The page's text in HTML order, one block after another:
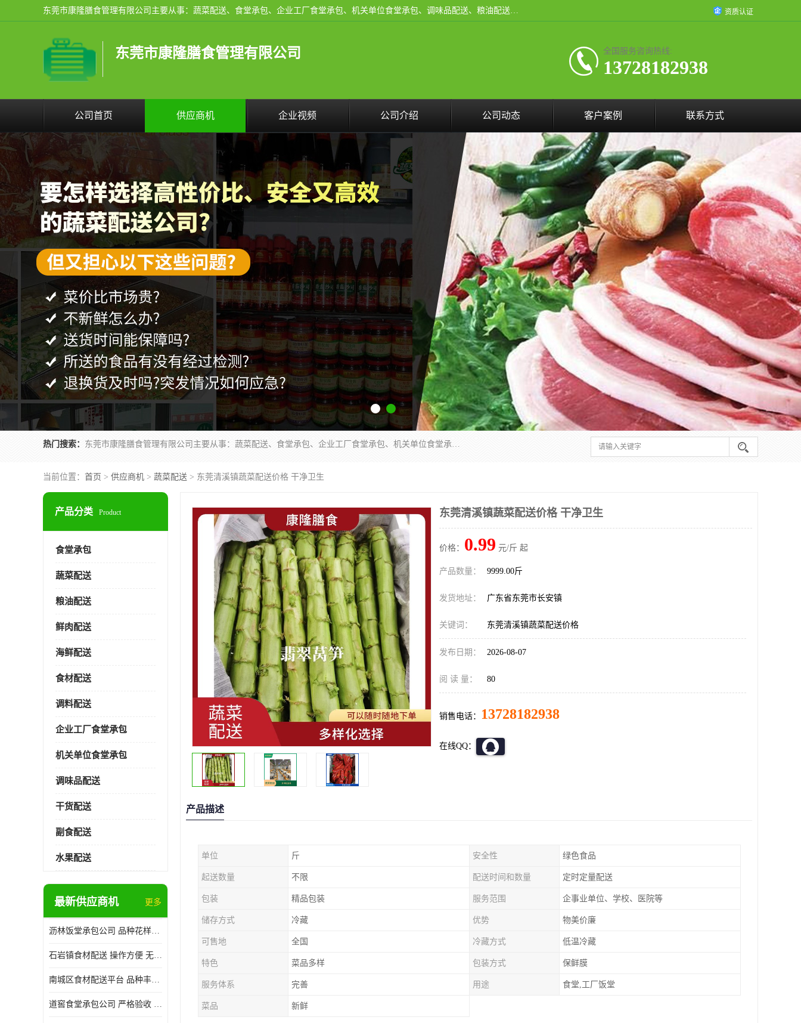
东莞市康隆膳食管理有限公司主要从事：蔬菜配送、食堂承包、企业工厂食堂承包、机关单位食堂承包、调味品配送、粮油配送、干货配送、副食配送、水果配送、海鲜配送等业务，东莞蔬菜配送电话，咨询在线客服。 资质认证
东莞市康隆膳食管理有限公司 全国服务咨询热线:
13728182938
公司首页 供应商机 企业视频 公司介绍 公司动态 客户案例 联系方式
热门搜索： 东莞市康隆膳食管理有限公司主要从事：蔬菜配送、食堂承包、企业工厂食堂承包、机关单位食堂承包、调味品配送、粮油配送、干货配送、副食配送、水果配送、海鲜配送等业务，东莞蔬菜配送电话，咨询在线客服。
当前位置： 首页 > 供应商机 > 蔬菜配送 > 东莞清溪镇蔬菜配送价格 干净卫生
产品分类 Product
食堂承包
蔬菜配送
粮油配送
鲜肉配送
海鲜配送
食材配送
调料配送
企业工厂食堂承包
机关单位食堂承包
调味品配送
干货配送
副食配送
水果配送
最新供应商机 更多
沥林饭堂承包公司 品种花样丰富 提高员工饮食质量
石岩镇食材配送 操作方便 无需亲自管理
南城区食材配送平台 品种丰富 配送时间较短
道窖食堂承包公司 严格验收 维持供膳品质稳定
东莞清溪镇蔬菜配送价格 干净卫生
价格： 0.99 元/斤 起
产品数量： 9999.00斤
发货地址： 广东省东莞市长安镇
关键词： 东莞清溪镇蔬菜配送价格
发布日期： 2026-08-07
阅 读 量： 80
销售电话： 13728182938
在线QQ：
产品描述
单位 斤 安全性 绿色食品
起送数量 不限 配送时间和数量 定时定量配送
包装 精品包装 服务范围 企事业单位、学校、医院等
储存方式 冷藏 优势 物美价廉
可售地 全国 冷藏方式 低温冷藏
特色 菜品多样 包装方式 保鲜膜
服务体系 完善 用途 食堂,工厂饭堂
菜品 新鲜